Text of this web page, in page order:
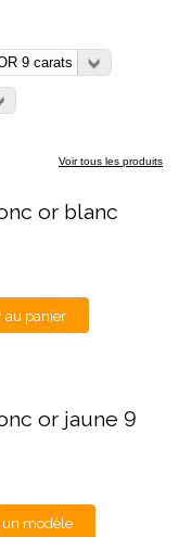
Voir tous les produits
or blanc
au panier
or jaune 9
un modèle